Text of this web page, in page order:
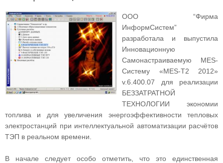
ООО “Фирма
ИнформСистем”
разработала и выпустила
Инновационную
Самонастраиваемую MES-
Систему «MES-T2 2012»
v.6.400.07 для реализации
БЕЗЗАТРАТНОЙ
ТЕХНОЛОГИИ экономии
топлива и для увеличения энергоэффективности тепловых
электростанций при интеллектуальной автоматизации расчётов
ТЭП в реальном времени.
В начале следует особо отметить, что это единственная